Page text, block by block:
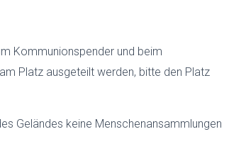
Kommunionspender und beim
Platz ausgeteilt werden, bitte den Platz
Geländes keine Menschenansammlungen